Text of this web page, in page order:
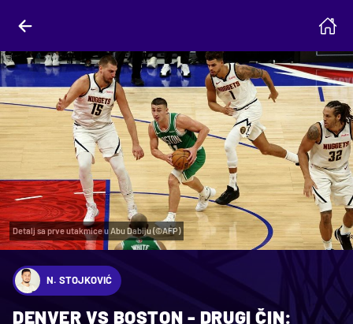
Detalj sa prve utakmice u Abu Dabiju (©AFP)
N. STOJKOVIĆ
DENVER VS BOSTON - DRUGI ČIN: